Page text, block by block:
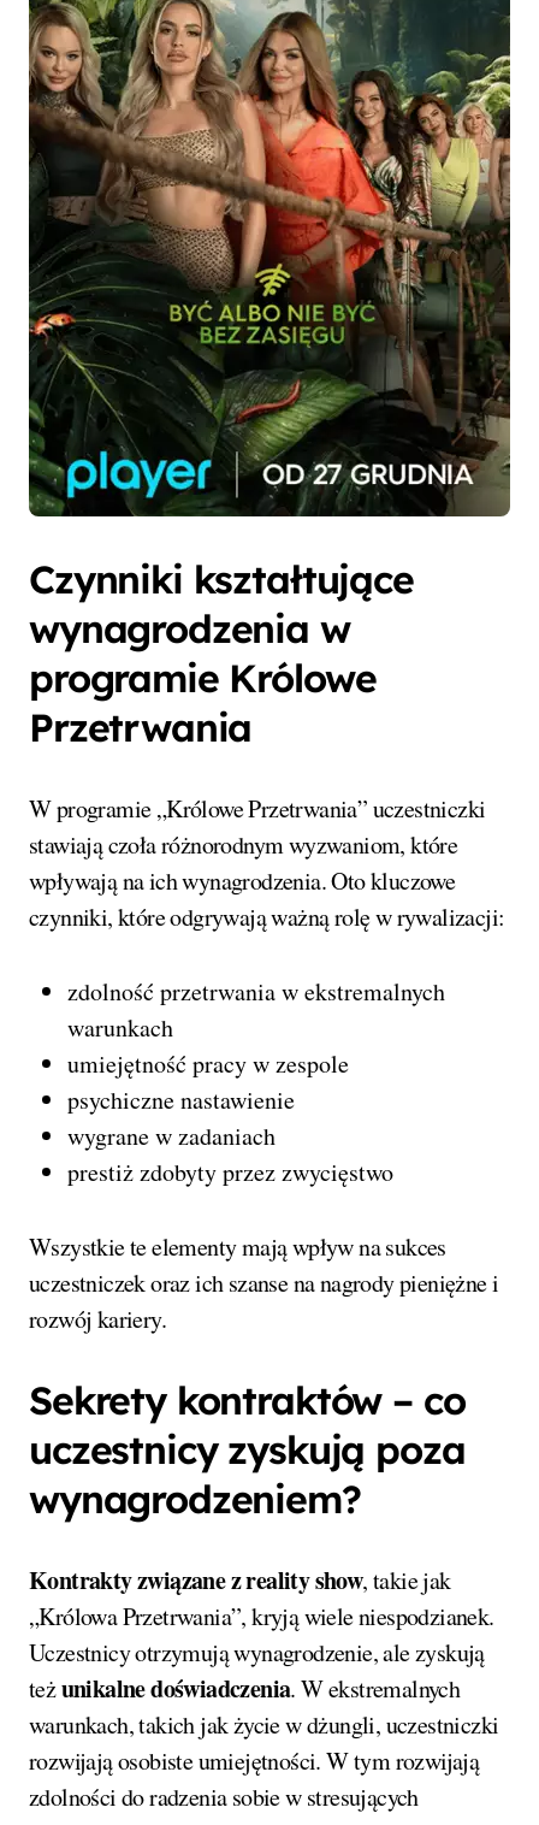
Czynniki kształtujące
wynagrodzenia w
programie Królowe
Przetrwania
W programie „Królowe Przetrwania” uczestniczki
stawiają czoła różnorodnym wyzwaniom, które
wpływają na ich wynagrodzenia. Oto kluczowe
czynniki, które odgrywają ważną rolę w rywalizacji:
zdolność przetrwania w ekstremalnych
warunkach
umiejętność pracy w zespole
psychiczne nastawienie
wygrane w zadaniach
prestiż zdobyty przez zwycięstwo
Wszystkie te elementy mają wpływ na sukces
uczestniczek oraz ich szanse na nagrody pieniężne i
rozwój kariery.
Sekrety kontraktów – co
uczestnicy zyskują poza
wynagrodzeniem?
Kontrakty związane z reality show, takie jak
„Królowa Przetrwania”, kryją wiele niespodzianek.
Uczestnicy otrzymują wynagrodzenie, ale zyskują
teżunikalne doświadczenia. W ekstremalnych
warunkach, takich jak życie w dżungli, uczestniczki
rozwijają osobiste umiejętności. W tym rozwijają
zdolności do radzenia sobie w stresujących